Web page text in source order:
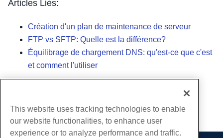
Articles Liés:
Création d'un plan de maintenance de serveur
FTP vs SFTP: Quelle est la différence?
Équilibrage de chargement DNS: qu'est-ce que c'est
et comment l'utiliser
Copie URL
This website uses tracking technologies to enable
our website functionalities, to enhance user
experience or to analyze performance and traffic.